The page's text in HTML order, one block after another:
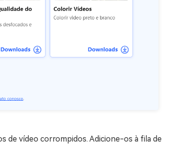
de vídeo corrompidos. Adicione-os à fila de